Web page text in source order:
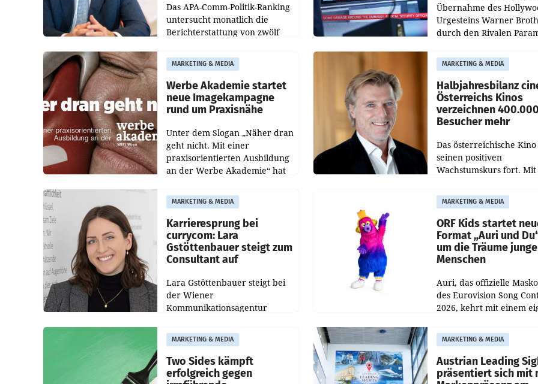
Das APA-Comm-Politik-Ranking
untersucht monatlich die
Berichterstattung von zwölf
Tageszeitungen und analysiert,
welche Politikerinnen und
Politiker Österreichs die
Übernahme des
Urgesteins Warner
durch den Rivalen
Schwebe bleiben. Eine
Richterin setzte den
MARKETING & MEDIA
Werbe Akademie startet
neue Imagekampagne
rund um Praxisnähe
Unter dem Slogan „Näher dran
geht nicht. Mit einer
praxisorientierten Ausbildung
an der Werbe Akademie“ hat
WIFI Wien eine neue
Imagekampagne gestartet.
MARKETING & MEDIA
Halbjahresbilanz
Österreichs Kinos
verzeichnen 400.000
Besucher mehr
Das österreichische Kino
seinen positiven
Wachstumskurs fort.
und Besucher höheren
Nettoreichweite im ersten
Halbjahr 2026
MARKETING & MEDIA
Karrieresprung bei
currycom: Lara
Gstöttenbauer steigt zum
Consultant auf
Lara Gstöttenbauer steigt bei
der Wiener
Kommunikationsagentur
partners zum Consultant auf.
Die 27-jährige Beraterin
betreut Kundinnen und
Kunden in den Bereichen
MARKETING & MEDIA
ORF Kids startet
Format „Auri und
um die Träume
Menschen
Auri, das offizielle
des Eurovision Song
2026, kehrt mit einem
zurück. In der neuen
„Auri und Du“ bei ORF
steht
MARKETING & MEDIA
Two Sides kämpft
erfolgreich gegen
MARKETING & MEDIA
Austrian Leading
präsentiert sich mit